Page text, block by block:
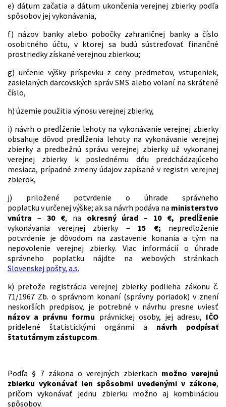
e) dátum začatia a dátum ukončenia verejnej zbierky podľa
spôsobov jej vykonávania,
f) názov banky alebo pobočky zahraničnej banky a číslo
osobitného účtu, v ktorej sa budú sústreďovať finančné
prostriedky získané verejnou zbierkou;
g) určenie výšky príspevku z ceny predmetov, vstupeniek,
zasielaných darcovských správ SMS alebo volaní na skrátené
číslo,
h) územie použitia výnosu verejnej zbierky,
i) návrh o predĺženie lehoty na vykonávanie verejnej zbierky
obsahuje dôvod predĺženia lehoty na vykonávanie verejnej
zbierky a predbežnú správu verejnej zbierky už vykonanej
verejnej zbierky k poslednému dňu predchádzajúceho
mesiaca, prípadné zmeny údajov zapísané v registri verejnej
zbierok,
j) priložené potvrdenie o úhrade správneho
poplatku v určenej výške; ak sa návrh podáva na ministerstvo
vnútra – 30 €, na okresný úrad – 10 €, predĺženie
vykonávania verejnej zbierky – 15 €; nepredloženie
potvrdenie je dôvodom na zastavenie konania a tým na
nepovolenie verejnej zbierky. Viac informácií o úhrade
správneho poplatku nájdte na webových stránkach
Slovenskej pošty, a.s.
k) pretože registrácia verejnej zbierky podlieha zákonu č.
71/1967 Zb. o správnom konaní (správny poriadok) v znení
neskorších predpisov, je potrebné v návrhu presne uviesť
názov a právnu formu právnickej osoby, jej adresu, IČO
pridelené štatistickými orgánmi a návrh podpísať
štatutárnym zástupcom.
Podľa § 7 zákona o verejných zbierkach možno verejnú
zbierku vykonávať len spôsobmi uvedenými v zákone,
pričom vykonávať jednu zbierku možno aj kombináciou
spôsobov.